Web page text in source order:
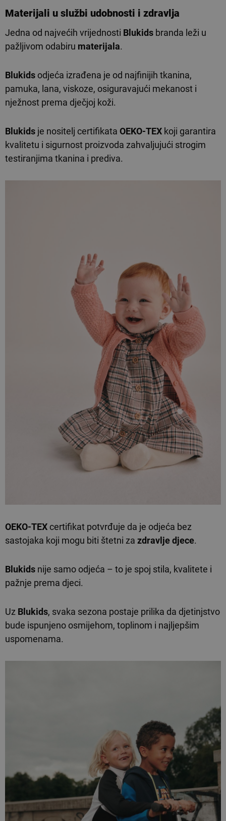
Materijali u službi udobnosti i zdravlja
Jedna od najvećih vrijednosti Blukids branda leži u
pažljivom odabiru materijala.
Blukids odjeća izrađena je od najfinijih tkanina,
pamuka, lana, viskoze, osiguravajući mekanost i
nježnost prema dječjoj koži.
Blukids je nositelj certifikata OEKO-TEX koji garantira
kvalitetu i sigurnost proizvoda zahvaljujući strogim
testiranjima tkanina i prediva.
OEKO-TEX certifikat potvrđuje da je odjeća bez
sastojaka koji mogu biti štetni za zdravlje djece.
Blukids nije samo odjeća – to je spoj stila, kvalitete i
pažnje prema djeci.
Uz Blukids, svaka sezona postaje prilika da djetinjstvo
bude ispunjeno osmijehom, toplinom i najljepšim
uspomenama.